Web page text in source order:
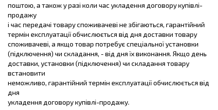
поштою, а також у разі коли час укладення договору купівлі-
продажу
і час передачі товару споживачеві не збігаються, гарантійний
термін експлуатації обчислюється від дня доставки товару
споживачеві, а якщо товар потребує спеціальної установки
(підключення) чи складання, - від дня їх виконання. Якщо день
доставки, установки (підключення) чи складання товару
встановити
неможливо, гарантійний термін експлуатації обчислюється від
дня
укладення договору купівлі-продажу.